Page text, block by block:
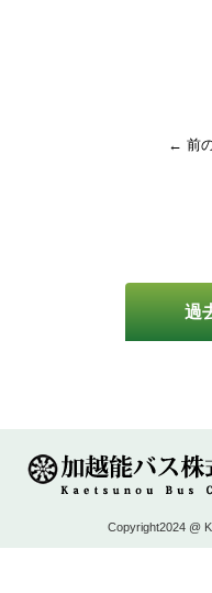
過
← 前
Copyright2024 @